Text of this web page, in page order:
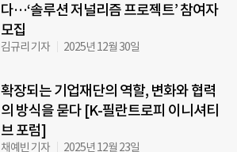
다…‘솔루션 저널리즘 프로젝트’ 참여자
모집
김규리 기자 2025년 12월 30일
확장되는 기업재단의 역할, 변화와 협력
의 방식을 묻다 [K-필란트로피 이니셔티
브 포럼]
채예빈 기자 2025년 12월 23일